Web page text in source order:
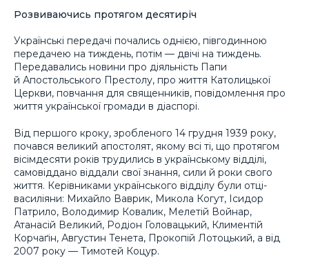
Розвиваючись протягом десятиріч
Українські передачі почались однією, півгодинною
передачею на тиждень, потім — двічі на тиждень.
Передавались новини про діяльність Папи
й Апостольського Престолу, про життя Католицької
Церкви, повчання для священників, повідомлення про
життя української громади в діаспорі.
Від першого кроку, зробленого 14 грудня 1939 року,
почався великий апостолят, якому всі ті, що протягом
вісімдесяти років трудились в українському відділі,
самовіддано віддали свої знання, сили й роки свого
життя. Керівниками українського відділу були отці-
василіяни: Михайло Ваврик, Микола Когут, Ісидор
Патрило, Володимир Ковалик, Мелетій Войнар,
Атанасій Великий, Родіон Головацький, Климентій
Корчаґін, Августин Тенета, Прокопій Лотоцький, а від
2007 року — Тимотей Коцур.